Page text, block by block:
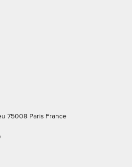
75008 Paris France